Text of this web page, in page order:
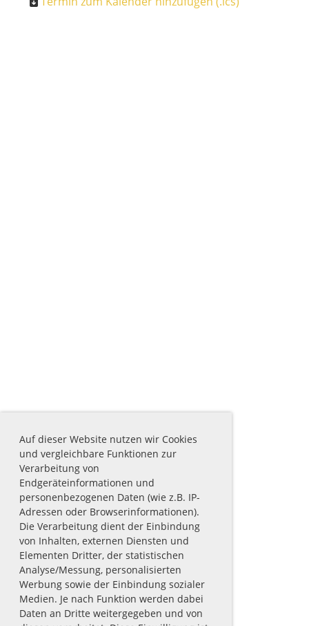
Auf dieser Website nutzen wir Cookies
und vergleichbare Funktionen zur
Verarbeitung von
Endgeräteinformationen und
personenbezogenen Daten (wie z.B. IP-
Adressen oder Browserinformationen).
Die Verarbeitung dient der Einbindung
von Inhalten, externen Diensten und
Elementen Dritter, der statistischen
Analyse/Messung, personalisierten
Werbung sowie der Einbindung sozialer
Medien. Je nach Funktion werden dabei
Daten an Dritte weitergegeben und von